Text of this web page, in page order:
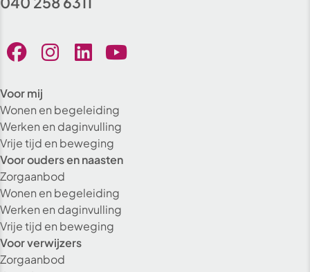
Voor mij
Wonen en begeleiding
Werken en daginvulling
Vrije tijd en beweging
Voor ouders en naasten
Zorgaanbod
Wonen en begeleiding
Werken en daginvulling
Vrije tijd en beweging
Voor verwijzers
Zorgaanbod